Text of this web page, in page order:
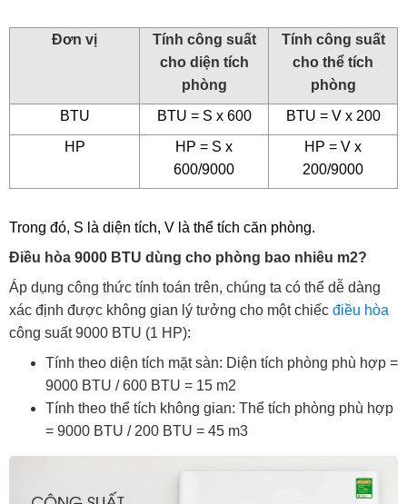
Đơn vị
Tính công suất
cho diện tích
phòng
Tính công suất
cho thể tích
phòng
BTU
BTU = S x 600
BTU = V x 200
HP
HP = S x
600/9000
HP = V x
200/9000
Trong đó, S là diện tích, V là thể tích căn phòng.
Điều hòa 9000 BTU dùng cho phòng bao nhiêu m2?
Áp dụng công thức tính toán trên, chúng ta có thể dễ dàng
xác định được không gian lý tưởng cho một chiếc điều hòa
công suất 9000 BTU (1 HP):
Tính theo diện tích mặt sàn: Diện tích phòng phù hợp =
9000 BTU / 600 BTU = 15 m2
Tính theo thể tích không gian: Thể tích phòng phù hợp
= 9000 BTU / 200 BTU = 45 m3